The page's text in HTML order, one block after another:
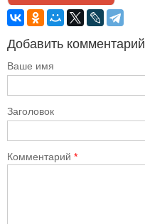
Добавить комментарий
Ваше имя
Заголовок
Комментарий *